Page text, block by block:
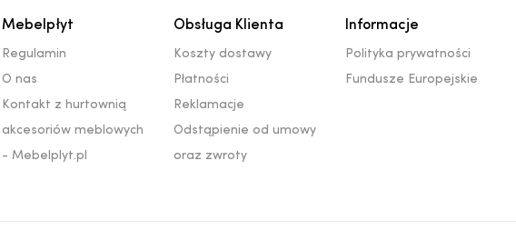
Mebelpłyt
Regulamin
O nas
Kontakt z hurtownią
akcesoriów meblowych
- Mebelplyt.pl
Obsługa Klienta
Koszty dostawy
Płatności
Reklamacje
Odstąpienie od umowy
oraz zwroty
Informacje
Polityka prywatności
Fundusze Europejskie